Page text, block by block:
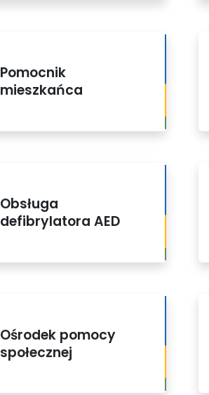
Pomocnik
mieszkańca
Obsługa
defibrylatora AED
Ośrodek pomocy
społecznej